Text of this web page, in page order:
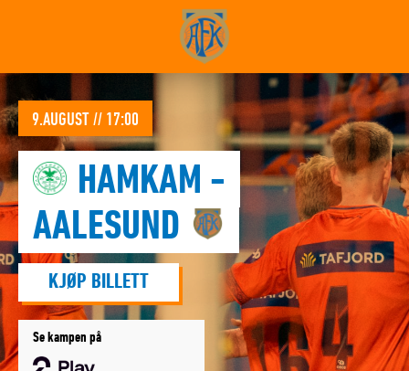
aafk.no
9.AUGUST // 17:00
HAMKAM -
AALESUND
KJØP BILLETT
Se kampen på